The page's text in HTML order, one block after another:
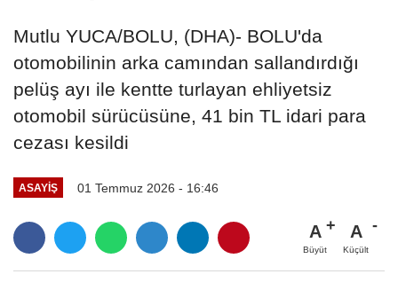
Mutlu YUCA/BOLU, (DHA)- BOLU'da
otomobilinin arka camından sallandırdığı
pelüş ayı ile kentte turlayan ehliyetsiz
otomobil sürücüsüne, 41 bin TL idari para
cezası kesildi
ASAYIŞ 01 Temmuz 2026 - 16:46
A
Büyüt
A
Küçült